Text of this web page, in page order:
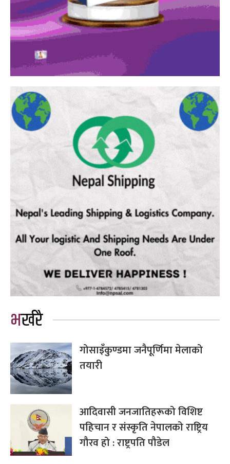
भर्खरै
गोसाइँकुण्डमा जनैपूर्णिमा मेलाको
तयारी
आदिवासी जनजातिहरूको विशिष्ट
पहिचान र संस्कृति नेपालको राष्ट्रिय
गौरव हो : राष्ट्रपति पौडेल